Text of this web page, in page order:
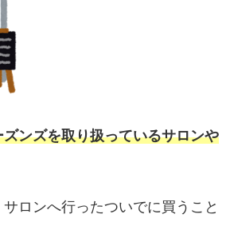
ズンズを取り扱っているサロンや
ロンへ行ったついでに買うこと